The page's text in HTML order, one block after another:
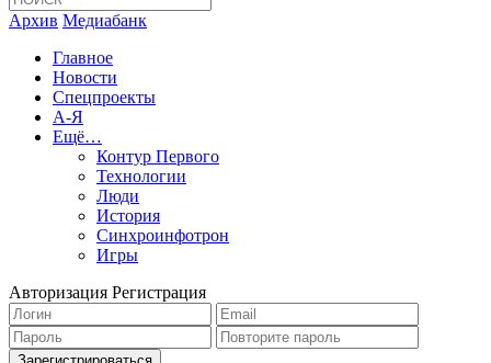
Архив Медиабанк
Главное
Новости
Спецпроекты
А-Я
Ещё…
Контур Первого
Технологии
Люди
История
Синхроинфотрон
Игры
Авторизация Регистрация